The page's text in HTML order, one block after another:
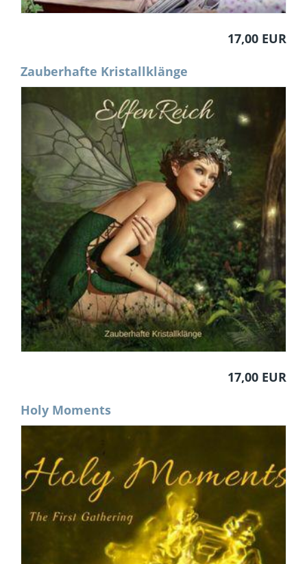
17,00 EUR
Zauberhafte Kristallklänge
17,00 EUR
Holy Moments